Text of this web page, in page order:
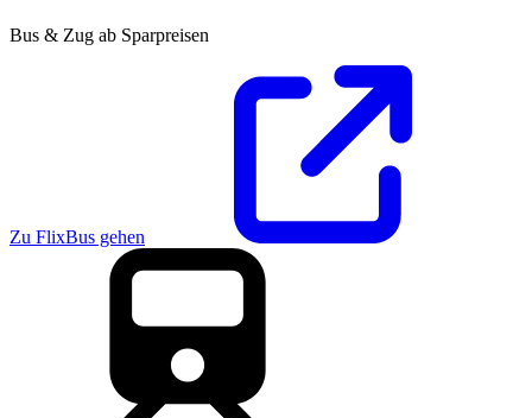
Bus & Zug ab Sparpreisen
Zu FlixBus gehen